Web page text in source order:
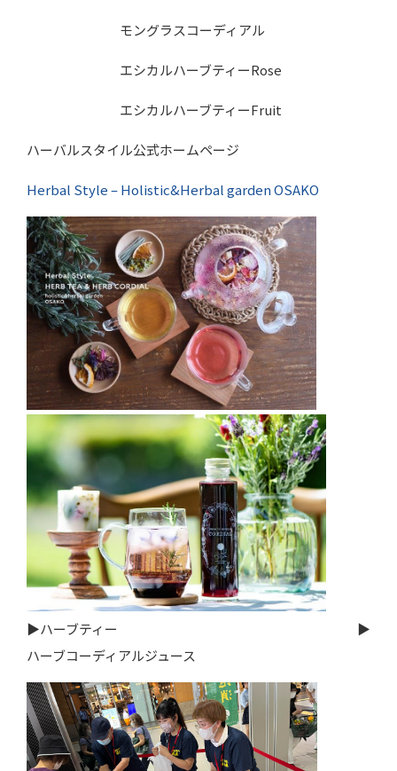
モングラスコーディアル
エシカルハーブティーRose
エシカルハーブティーFruit
ハーバルスタイル公式ホームページ
Herbal Style – Holistic&Herbal garden OSAKO
▶ハーブティー ▶
ハーブコーディアルジュース